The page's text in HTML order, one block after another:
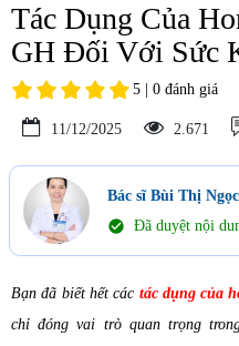
Tác Dụng Của
GH Đối Với Sức
5 | 0 đánh giá
11/12/2025 2.671
Bác sĩ Bùi Thị
check_circle Đã duyệt nội
Bạn đã biết hết các tác dụng của
chỉ đóng vai trò quan trọng